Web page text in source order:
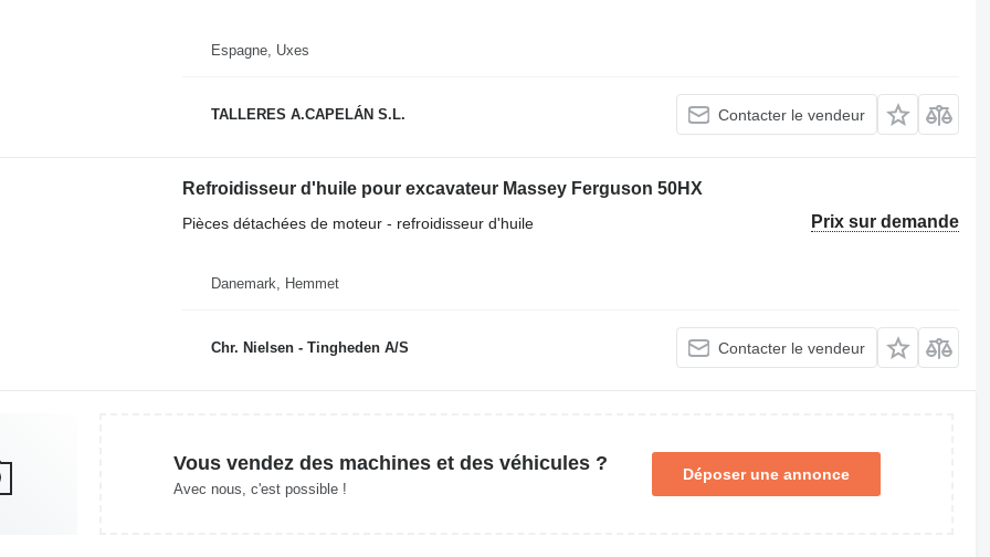
Espagne, Uxes
TALLERES A.CAPELÁN S.L. Contacter le vendeur
Refroidisseur d'huile pour excavateur Massey Ferguson 50HX
Prix sur demande
Pièces détachées de moteur - refroidisseur d'huile
Danemark, Hemmet
Chr. Nielsen - Tingheden A/S Contacter le vendeur
Vous vendez des machines et des véhicules ?
Avec nous, c'est possible !
Déposer une annonce